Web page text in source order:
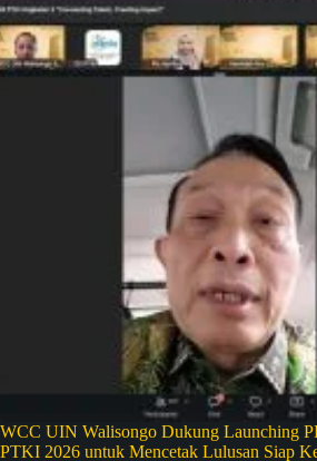
WCC UIN Walisongo Dukung Launching
PTKI 2026 untuk Mencetak Lulusan Siap